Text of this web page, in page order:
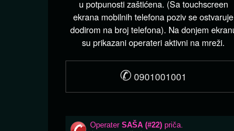
u potpunosti zaštićena. (Sa touchscreen
ekrana mobilnih telefona poziv se ostvaruje
dodirom na broj telefona). Na donjem
su prikazani operateri aktivni na mreži.
✆ 0901001001